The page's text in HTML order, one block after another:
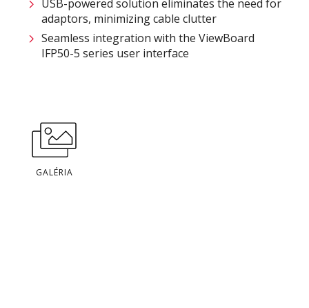
USB-powered solution eliminates the need for
adaptors, minimizing cable clutter​
Seamless integration with the ViewBoard
IFP50-5 series user interface
GALÉRIA